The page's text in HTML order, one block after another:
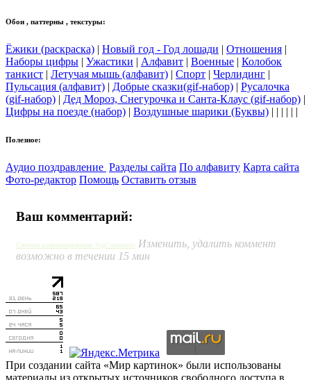
Обои , паттерны , текстуры:
Ёжики (раскраска) | Новый год - Год лошади | Отношения |
Наборы цифры | Ужастики | Алфавит | Военные | Колобок
танкист | Летучая мышь (алфавит) | Спорт | Черлидинг |
Пульсация (алфавит) | Добрые сказки(gif-набор) | Русалочка
(gif-набор) | Дед Мороз, Снегурочка и Санта-Клаус (gif-набор) |
Цифры на поезде (набор) | Воздушные шарики (Буквы) | | | | | |
Полезное:
Аудио поздравление Разделы сайта По алфавиту Карта сайта
Фото-редактор Помощь Оставить отзыв
Ваш комментарий:
Система комментирования SigComments Изменить, удалить коммент
возможно в течении 15 мин
При создании сайта «Мир картинок» были использованы